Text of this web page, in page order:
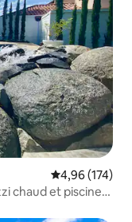
Évaluation
4,96 (174)
chaud et piscine